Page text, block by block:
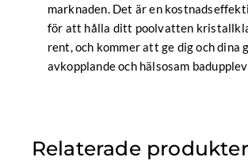
marknaden. Det är en
för att hålla ditt poolvatten
rent, och kommer att ge dig och dina
avkopplande och hälsosam
Relaterade produkter